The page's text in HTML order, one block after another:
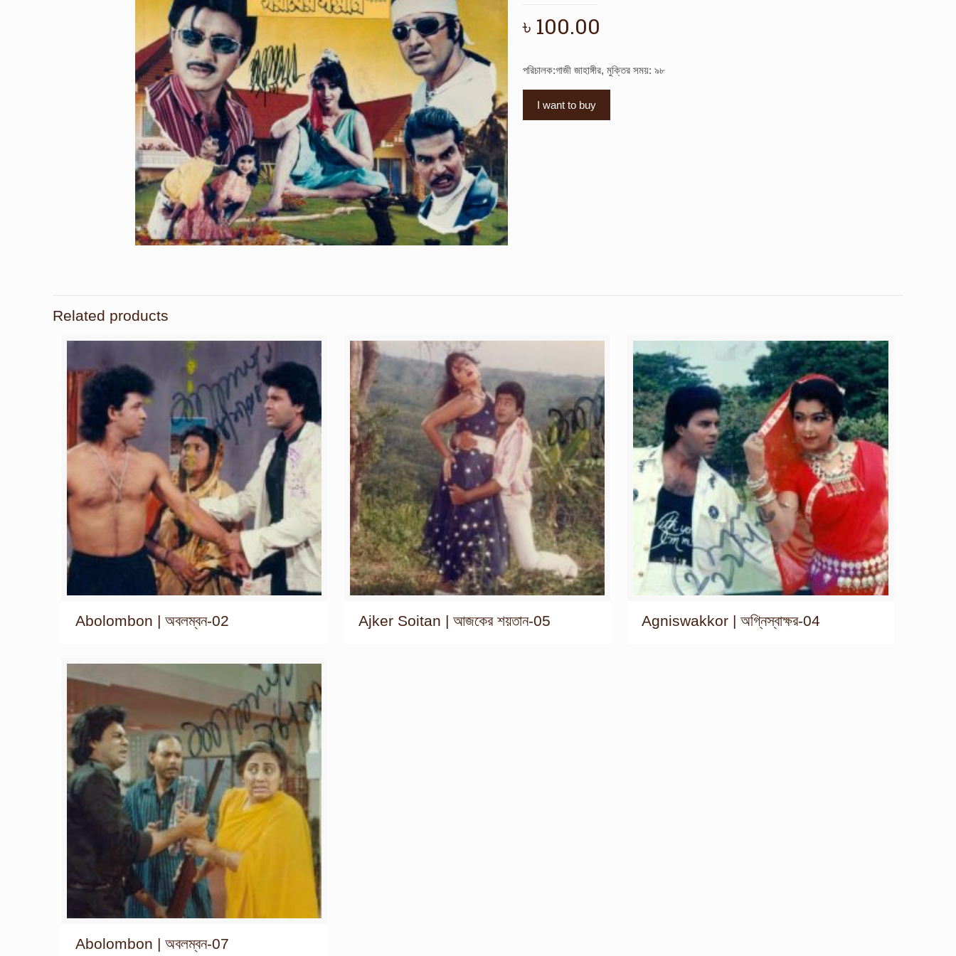
৳ 100.00
পরিচালক:গাজী জাহাঙ্গীর, মুক্তির সময়: ৯৮
I want to buy
Related products
Abolombon | অবলম্বন-02 Ajker Soitan | আজকের শয়তান-05 Agniswakkor | অগ্নিস্বাক্ষর-04
Abolombon | অবলম্বন-07